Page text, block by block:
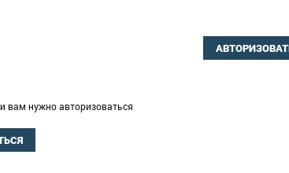
вам нужно авторизоваться